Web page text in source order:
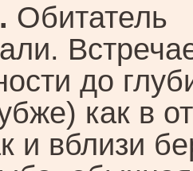
Обитатель
до
как в
и вблизи